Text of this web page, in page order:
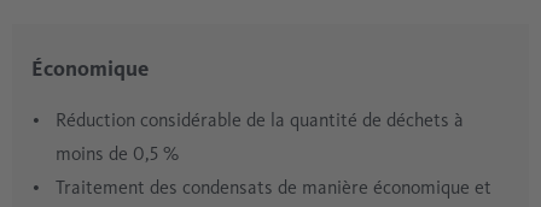
Économique
Réduction considérable de la quantité de déchets à
moins de 0,5 %
Traitement des condensats de manière économique et